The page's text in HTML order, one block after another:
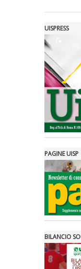
UISPRESS
PAGINE UISP
BILANCIO